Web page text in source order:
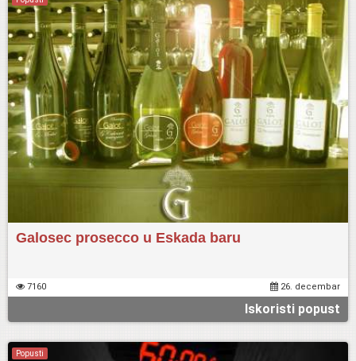
Galosec prosecco u Eskada baru
7160 26. decembar
Iskoristi popust
Popusti